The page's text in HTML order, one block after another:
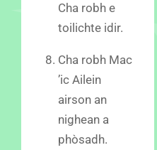
Cha robh e
toilichte idir.
Cha robh Mac
’ic Ailein
airson an
nighean a
phòsadh.